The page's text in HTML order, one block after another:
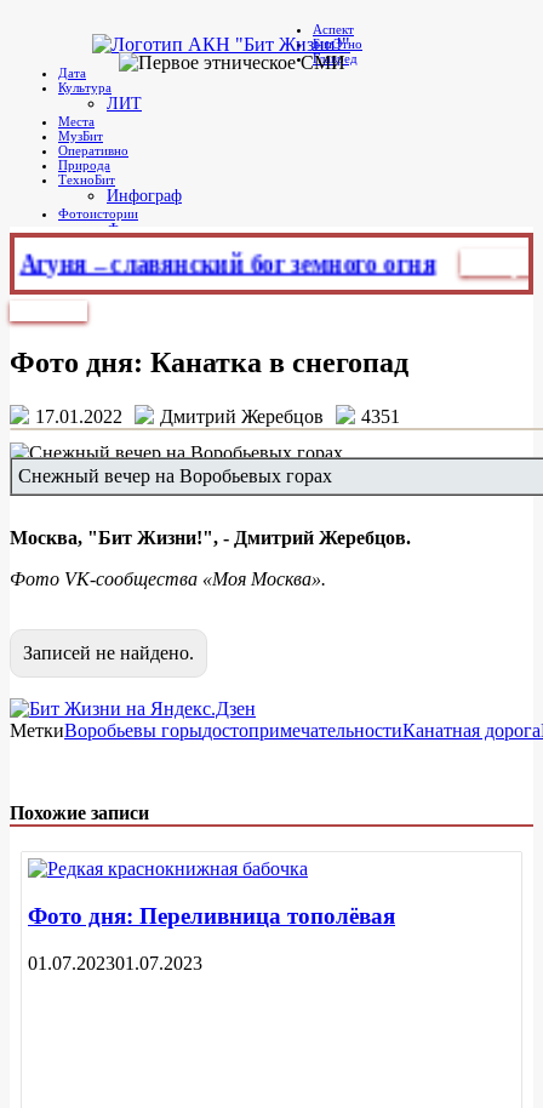
Telegram
Бит Жизни!
Агентство культурных новостей
Аспект
БитЭтно
Главред
Дата
Культура
ЛИТ
Места
МузБит
Оперативно
Природа
ТехноБит
Инфограф
Фотоистории
Фото дня
Главное меню
– славянский бог земного огня Главред
Фото дня: Канатка в снегопад
17.01.2022 Дмитрий Жеребцов 4351
Снежный вечер на Воробьевых горах
Москва, "Бит Жизни!", - Дмитрий Жеребцов.
Фото VK-сообщества «Моя Москва».
Записей не найдено.
МеткиВоробьевы горыдостопримечательностиКанатная дорога
Похожие записи
Фото дня: Переливница тополёвая
01.07.202301.07.2023